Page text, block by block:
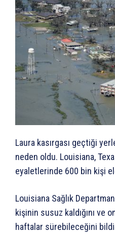
Laura kasırgası geçtiği
neden oldu. Louisiana,
eyaletlerinde 600 bin kişi
Louisiana Sağlık
kişinin susuz kaldığını ve
haftalar sürebileceğini